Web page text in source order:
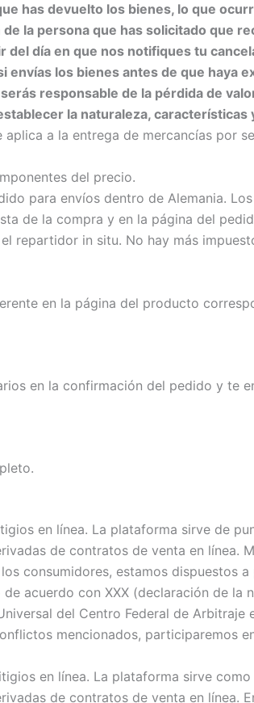
has devuelto los bienes, lo que
la persona que has solicitado que
del día en que nos notifiques tu
los bienes antes de que haya
responsable de la pérdida de
la naturaleza, características
a la entrega de mercancías por
del precio.
para envíos dentro de Alemania.
de la compra y en la página del
repartidor in situ. No hay más
en la página del producto
en la confirmación del pedido y te
en línea. La plataforma sirve de
de contratos de venta en línea.
consumidores, estamos dispuestos
acuerdo con XXX (declaración de la
del Centro Federal de Arbitraje
mencionados, participaremos
en línea. La plataforma sirve
de contratos de venta en línea.